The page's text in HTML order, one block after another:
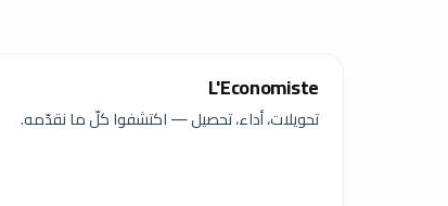
L'Economiste
تحويلات، أداء، تحصيل — اكتشفوا كلّ ما نقدّمه.